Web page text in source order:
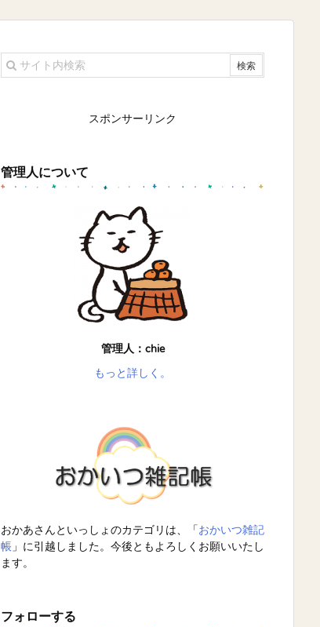
スポンサーリンク
管理人について
管理人：chie
もっと詳しく。
おかあさんといっしょのカテゴリは、「おかいつ雑記
帳」に引越しました。今後ともよろしくお願いいたし
ます。
フォローする